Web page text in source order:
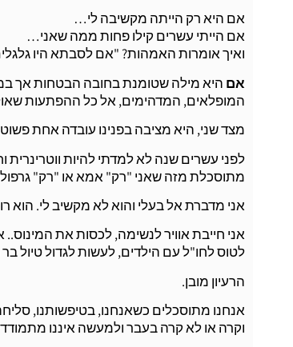
אם היא רק הייתה מקשיבה לי…
אם הייתי עשרים קילו פחות ממה שאני…
ואיך אומרות האמהות? "אם לסבתא היו
אם היא מילה שטומנת בחובה הבטחות אך
המופלאים, המדהימים, אל כל ההפתעות
מצד שני, היא מציבה בפנינו עובדה אחת
לפני עשרים שנה לא למדתי להיות ווטרינרית
מתוסכלת מזה שאני "רק" אמא או "רק"
אני מדברת אל בעלי והוא לא מקשיב לי. הוא
אני חייבת אוויר לנשימה, לכסות את המינוס..
לטוס לחו"ל עם הילדים, לעשות לגדול טיול בר
הרעיון מובן.
אנחנו מתוסכלים כשאנחנו, בטיפשותנו,
וקרה או לא קרה בעבר ולמעשה איננו